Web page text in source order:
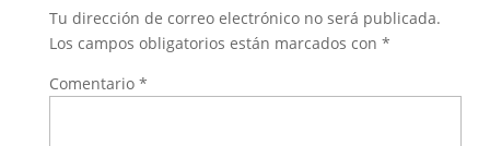
Tu dirección de correo electrónico no será publicada.
Los campos obligatorios están marcados con *
Comentario *